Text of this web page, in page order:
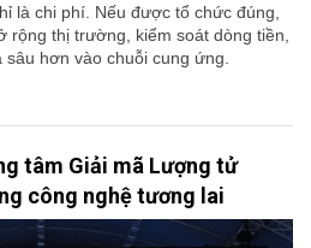
là chi phí. Nếu được tổ chức đúng,
rộng thị trường, kiểm soát dòng tiền,
hơn vào chuỗi cung ứng.
tâm Giải mã Lượng tử
công nghệ tương lai